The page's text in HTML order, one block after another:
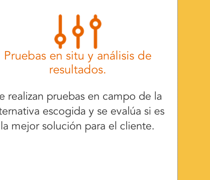
Pruebas en situ y análisis de
resultados.
realizan pruebas en campo de la
escogida y se evalúa si es
la mejor solución para el cliente.